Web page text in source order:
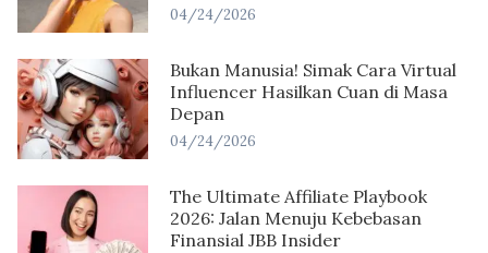
04/24/2026
Bukan Manusia! Simak Cara Virtual
Influencer Hasilkan Cuan di Masa
Depan
04/24/2026
The Ultimate Affiliate Playbook
2026: Jalan Menuju Kebebasan
Finansial JBB Insider